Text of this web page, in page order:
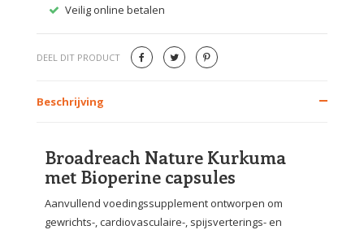
Veilig online betalen
DEEL DIT PRODUCT
Beschrijving
Broadreach Nature Kurkuma
met Bioperine capsules
Aanvullend voedingssupplement ontworpen om
gewrichts-, cardiovasculaire-, spijsverterings- en